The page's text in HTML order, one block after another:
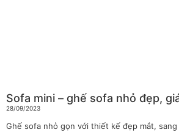
Sofa mini – ghế sofa nhỏ đẹp,
28/09/2023
Ghế sofa nhỏ gọn với thiết kế đẹp mắt,